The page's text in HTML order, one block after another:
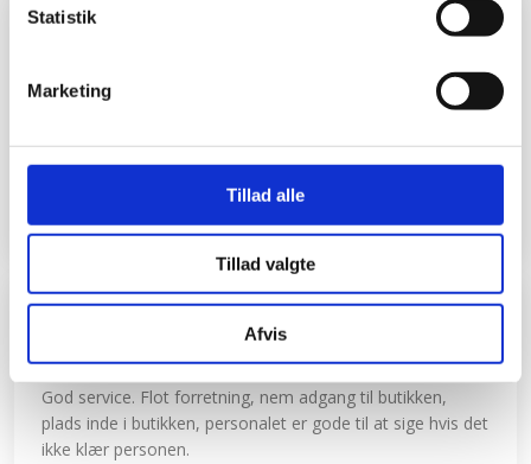
Statistik
Marketing
Tillad alle
Tillad valgte
Afvis
"Fantastisk hjælp"
Fantastisk hjælp og faglig støtte i alt fra synstest til valg af
"Flot forretning"
God service. Flot forretning, nem adgang til butikken,
plads inde i butikken, personalet er gode til at sige hvis det
ikke klær personen.